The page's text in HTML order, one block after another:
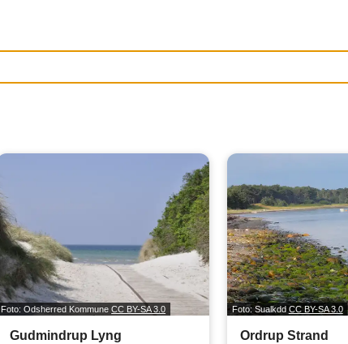
Foto: Odsherred KommuneCC BY-SA 3.0
Gudmindrup Lyng
Foto: Sualkdd CC BY-SA 3.0
Ordrup Strand